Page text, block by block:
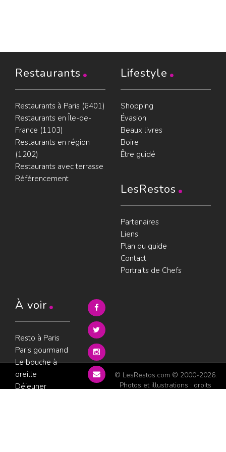
Restaurants
Restaurants à Paris (6401)
Restaurants en Île-de-
France (1103)
Restaurants en région
(1202)
Restaurants avec terrasse
Référencement
Lifestyle
Shopping
Évasion
Beaux livres
Boire
Être guidé
LesRestos
Partenaires
Liens
Plan du guide
Contact
Portraits de Chefs
À voir
Resto à Paris
Paris gourmand
Le bouche à
oreille
Déjeuner
© LesRestos.com © 2000-2026.
Photos et illustrations : droits